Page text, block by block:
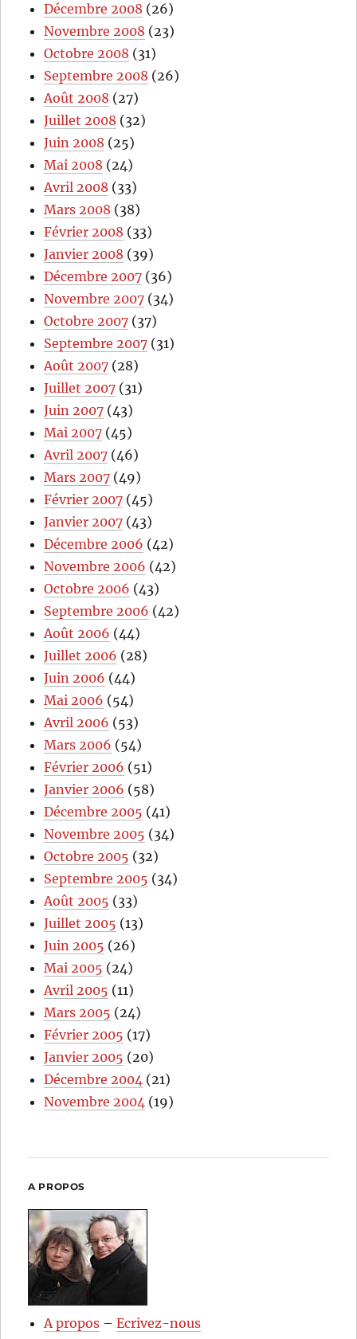
Décembre 2008 (26)
Novembre 2008 (23)
Octobre 2008 (31)
Septembre 2008 (26)
Août 2008 (27)
Juillet 2008 (32)
Juin 2008 (25)
Mai 2008 (24)
Avril 2008 (33)
Mars 2008 (38)
Février 2008 (33)
Janvier 2008 (39)
Décembre 2007 (36)
Novembre 2007 (34)
Octobre 2007 (37)
Septembre 2007 (31)
Août 2007 (28)
Juillet 2007 (31)
Juin 2007 (43)
Mai 2007 (45)
Avril 2007 (46)
Mars 2007 (49)
Février 2007 (45)
Janvier 2007 (43)
Décembre 2006 (42)
Novembre 2006 (42)
Octobre 2006 (43)
Septembre 2006 (42)
Août 2006 (44)
Juillet 2006 (28)
Juin 2006 (44)
Mai 2006 (54)
Avril 2006 (53)
Mars 2006 (54)
Février 2006 (51)
Janvier 2006 (58)
Décembre 2005 (41)
Novembre 2005 (34)
Octobre 2005 (32)
Septembre 2005 (34)
Août 2005 (33)
Juillet 2005 (13)
Juin 2005 (26)
Mai 2005 (24)
Avril 2005 (11)
Mars 2005 (24)
Février 2005 (17)
Janvier 2005 (20)
Décembre 2004 (21)
Novembre 2004 (19)
A PROPOS
A propos –Ecrivez-nous